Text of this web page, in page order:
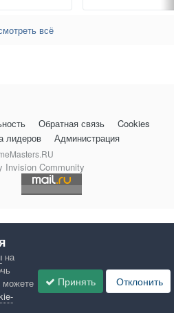
всё
Обратная связь
Cookies
лидеров Администрация
Invision Community
на
можете
Принять Отклонить